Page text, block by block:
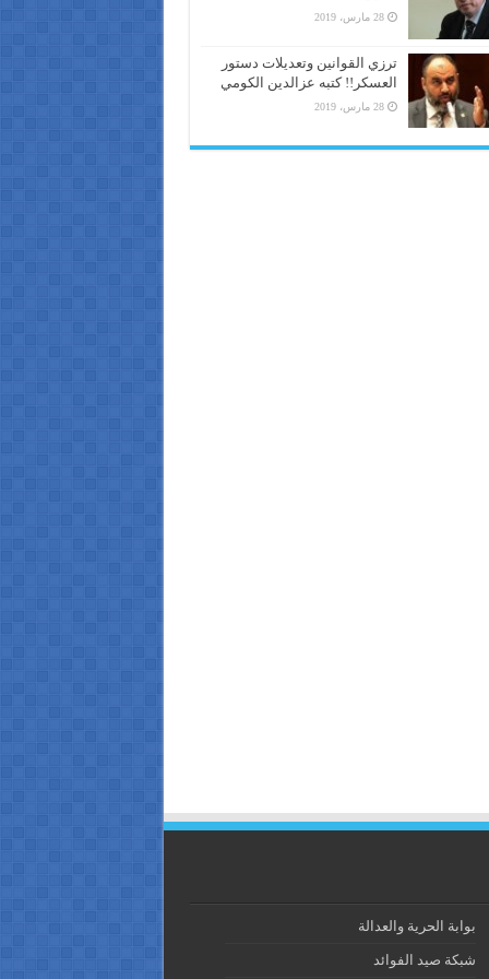
28 مارس، 2019
ترزي القوانين وتعديلات دستور
العسكر!! كتبه عزالدين الكومي
28 مارس، 2019
بوابة الحرية والعدالة
شبكة صيد الفوائد